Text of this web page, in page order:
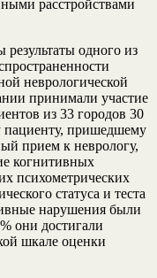
расстройствами
одного из
неврологической
принимали участие
из 33 городов 30
пришедшему
прием к неврологу,
когнитивных
психометрических
статуса и теста
нарушения были
они достигали
шкале оценки